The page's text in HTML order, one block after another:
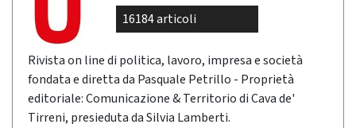
16184 articoli
Rivista on line di politica, lavoro, impresa e società
fondata e diretta da Pasquale Petrillo - Proprietà
editoriale: Comunicazione & Territorio di Cava de'
Tirreni, presieduta da Silvia Lamberti.